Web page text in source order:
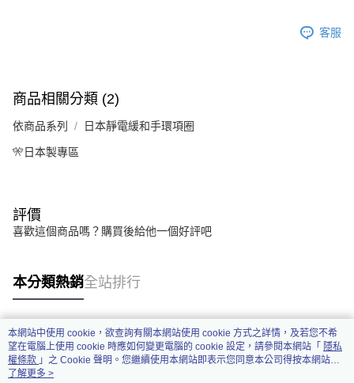
客服
商品相關分類 (2)
依商品系列 日本靜電緩和手環項圈
🎌日本製專區
評價
喜歡這個商品嗎？購買後給他一個好評吧
本分類熱銷全站排行
熱門標籤
本網站中使用 cookie，欲查詢有關本網站使用 cookie 方式之詳情，及若您不希
望在電腦上使用 cookie 時應如何變更電腦的 cookie 設定，請參閱本網站「 隱私
權條款 」之 Cookie 聲明。您繼續使用本網站即表示您同意本公司得按本網站使
用條款之 Cookie 聲明使用 cookie。
了解更多 >